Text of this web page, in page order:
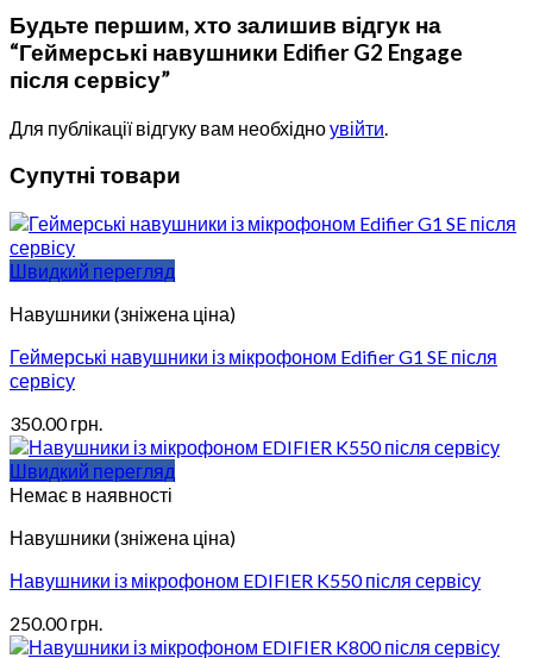
Будьте першим, хто залишив відгук на
“Геймерські навушники Edifier G2 Engage
після сервісу”
Для публікації відгуку вам необхідноувійти
Супутні товари
Швидкий перегляд
Навушники (зніжена ціна)
Геймерські навушники із мікрофоном Edifier G1 SE після
сервісу
350.00грн.
Швидкий перегляд
Немає в наявності
Навушники (зніжена ціна)
Навушники із мікрофоном EDIFIER K550 після сервісу
250.00грн.